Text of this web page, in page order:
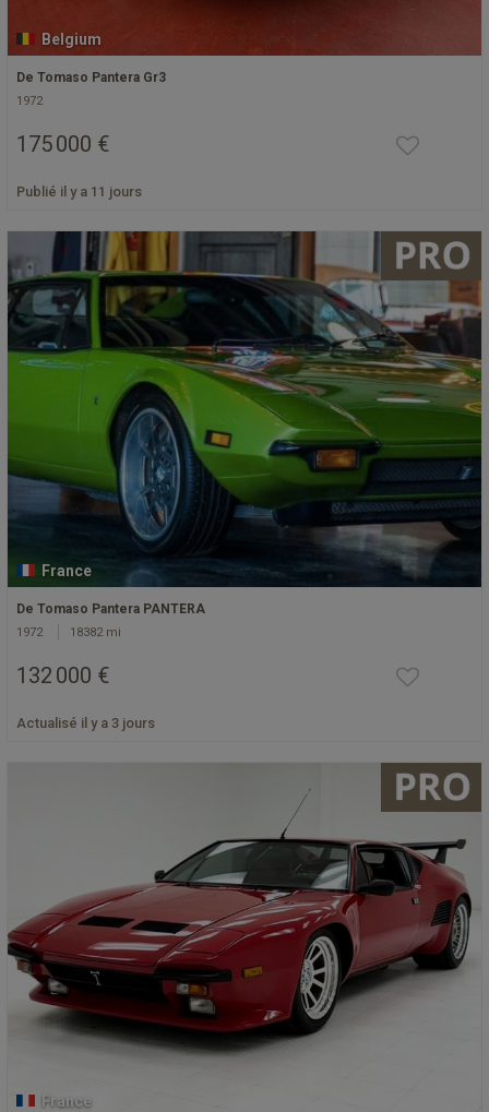
Belgium
De Tomaso Pantera Gr3
1972
175 000 €
Publié il y a 11 jours
France
De Tomaso Pantera PANTERA
1972 18382 mi
132 000 €
Actualisé il y a 3 jours
France